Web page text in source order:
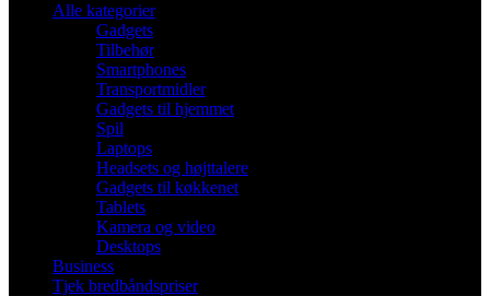
Alle kategorier
Gadgets
Tilbehør
Smartphones
Transportmidler
Gadgets til hjemmet
Spil
Laptops
Headsets og højttalere
Gadgets til køkkenet
Tablets
Kamera og video
Desktops
Business
Tjek bredbåndspriser